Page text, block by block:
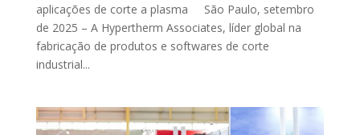
aplicações de corte a plasma São Paulo, setembro
de 2025 – A Hypertherm Associates, líder global na
fabricação de produtos e softwares de corte
industrial...